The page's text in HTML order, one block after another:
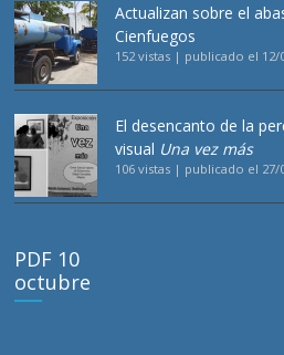
Actualizan sobre el
Cienfuegos
152 vistas | publicado el 12/
El desencanto de la
visual Una vez más
106 vistas | publicado el 27/
PDF 10
octubre